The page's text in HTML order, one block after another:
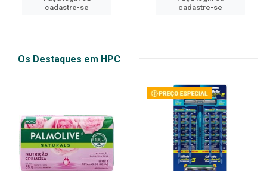
cadastre-se
cadastre-se
Os Destaques em HPC